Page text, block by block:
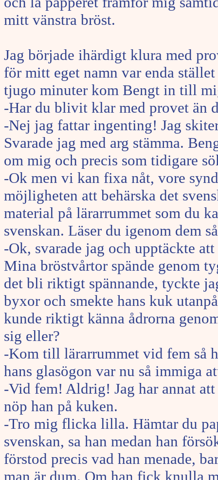
mitt vänstra bröst.
Jag började ihärdigt klura med
för mitt eget namn var enda
tjugo minuter kom Bengt in till
-Har du blivit klar med provet än
-Nej jag fattar ingenting! Jag
Svarade jag med arg stämma.
om mig och precis som tidigare
-Ok men vi kan fixa nåt, vore
möjligheten att behärska det
material på lärarrummet som du
svenskan. Läser du igenom dem
-Ok, svarade jag och upptäckte
Mina bröstvårtor spände genom
det bli riktigt spännande, tyckte
byxor och smekte hans kuk
kunde riktigt känna ådrorna
sig eller?
-Kom till lärarrummet vid fem så
hans glasögon var nu så immiga
-Vid fem! Aldrig! Jag har annat
nöp han på kuken.
-Tro mig flicka lilla. Hämtar du
svenskan, sa han medan han
förstod precis vad han menade,
man är dum. Om han fick knulla